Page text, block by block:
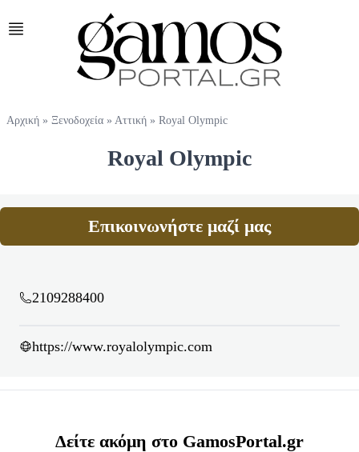
Αρχική » Ξενοδοχεία » Αττική » Royal Olympic
Royal Olympic
Επικοινωνήστε μαζί μας
2109288400
https://www.royalolympic.com
Δείτε ακόμη στο GamosPortal.gr